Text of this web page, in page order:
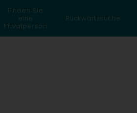
Finden Sie
eine
Privatperson
Rückwärtssuche